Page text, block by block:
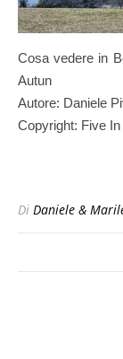
Cosa vedere in
Autun
Autore: Daniele
Copyright: Five
Di Daniele &